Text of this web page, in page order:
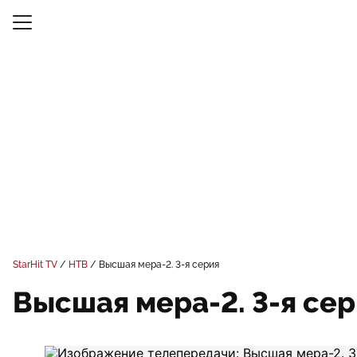
StarHit TV НТВ Высшая мера-2. 3-я серия
Высшая мера-2. 3-я